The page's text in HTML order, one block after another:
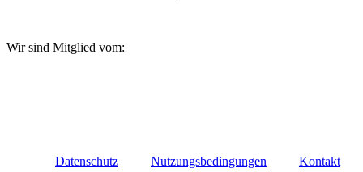
Wir sind Mitglied vom:
Datenschutz Nutzungsbedingungen Kontakt